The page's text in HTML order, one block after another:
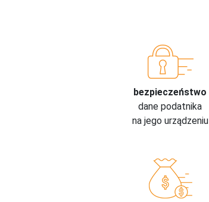
bezpieczeństwo
dane podatnika
na jego urządzeniu